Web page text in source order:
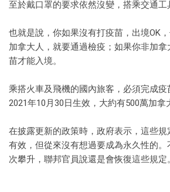
至於戴口罩的要求依然沒變，搭乘交通工
也就是說，你如果沒有打疫苗，出境OK
加拿大人，就要通過檢疫；如果你非加
苗才能入境。
乘搭火車及飛機的國內旅客，必須完成
2021年10月30日生效，大約有500萬加拿
在披露更新的政策時，政府表示，這些
有效，但從來沒有想過要成為永久性的
次攀升，聯邦官員說還是會恢復這些規定。